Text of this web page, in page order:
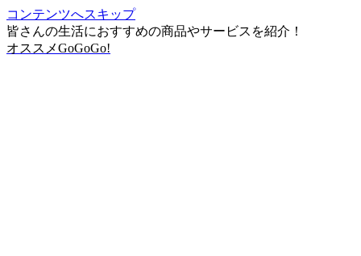
コンテンツへスキップ
皆さんの生活におすすめの商品やサービスを紹介！
オススメGoGoGo!